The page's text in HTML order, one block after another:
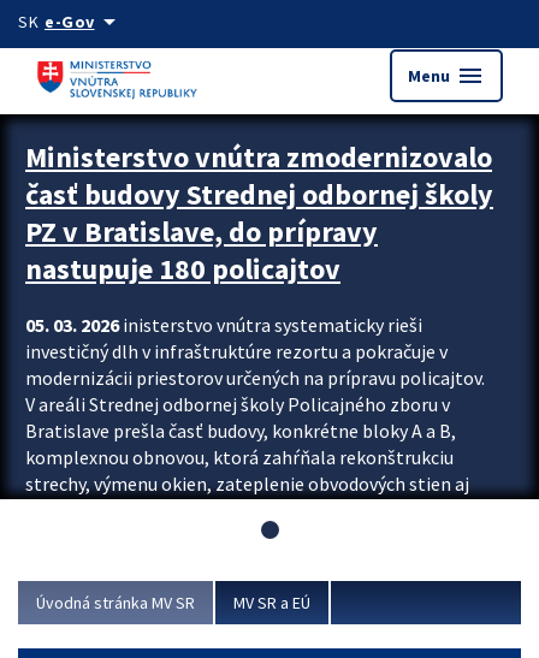
Preskocit na hlavný obsah
SK e-Govarrow_drop_down
Menu menu
Ministerstvo vnútra zmodernizovalo
časť budovy Strednej odbornej školy
PZ v Bratislave, do prípravy
nastupuje 180 policajtov
05. 03. 2026inisterstvo vnútra systematicky rieši
investičný dlh v infraštruktúre rezortu a pokračuje v
modernizácii priestorov určených na prípravu policajtov.
V areáli Strednej odbornej školy Policajného zboru v
Bratislave prešla časť budovy, konkrétne bloky A a B,
komplexnou obnovou, ktorá zahŕňala rekonštrukciu
strechy, výmenu okien, zateplenie obvodových stien aj
aj interiéru, kde vznikli nové učebne a moderné
Viac
Úvodná stránka MV SR MV SR a EÚ